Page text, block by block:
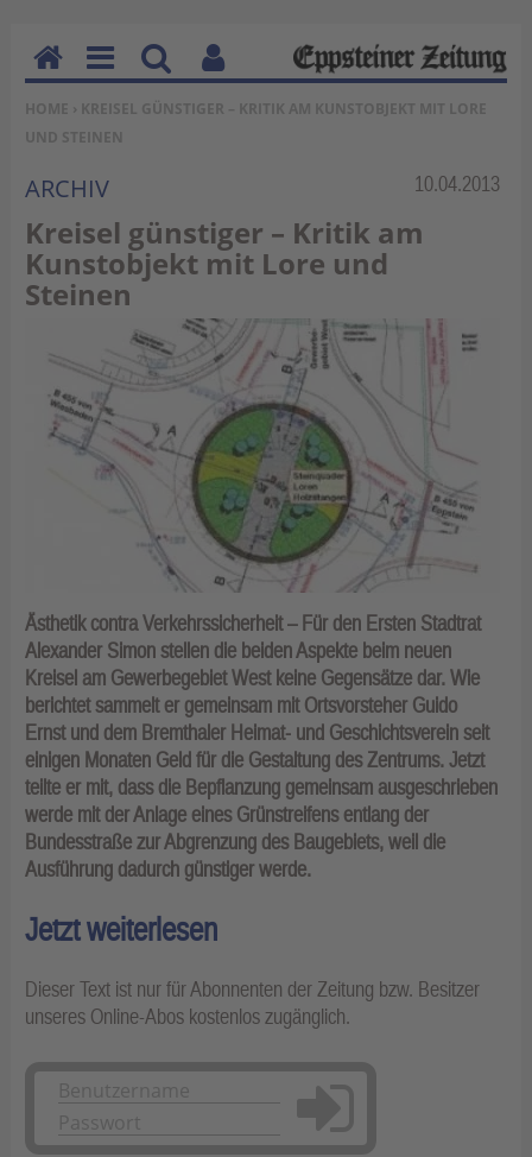
SIE BEFINDEN SICH HIER:
HOME › KREISEL GÜNSTIGER – KRITIK AM KUNSTOBJEKT MIT LORE
UND STEINEN
Rubrik:
ARCHIV 10.04.2013
Kreisel günstiger – Kritik am
Kunstobjekt mit Lore und
Steinen
Ästhetik contra Verkehrssicherheit – Für den Ersten Stadtrat
Alexander Simon stellen die beiden Aspekte beim neuen
Kreisel am Gewerbegebiet West keine Gegensätze dar. Wie
berichtet sammelt er gemeinsam mit Ortsvorsteher Guido
Ernst und dem Bremthaler Heimat- und Geschichtsverein seit
einigen Monaten Geld für die Gestaltung des Zentrums. Jetzt
teilte er mit, dass die Bepflanzung gemeinsam ausgeschrieben
werde mit der Anlage eines Grünstreifens entlang der
Bundesstraße zur Abgrenzung des Baugebiets, weil die
Ausführung dadurch günstiger werde.
Jetzt weiterlesen
Dieser Text ist nur für Abonnenten der Zeitung bzw. Besitzer
unseres Online-Abos kostenlos zugänglich.
Anmelden
H
o
m
e
M
en
u
Su
ch
Be
nu
kti
on